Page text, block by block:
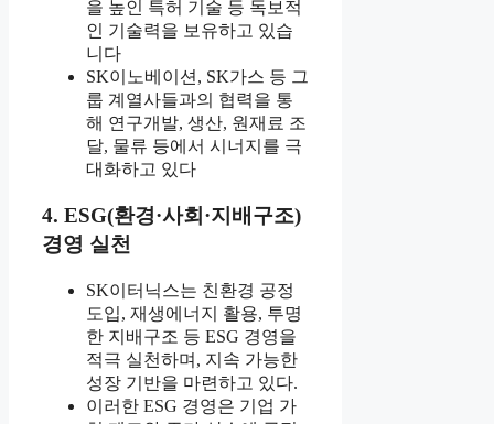
을 높인 특허 기술 등 독보적
인 기술력을 보유하고 있습
니다
SK이노베이션, SK가스 등 그
룹 계열사들과의 협력을 통
해 연구개발, 생산, 원재료 조
달, 물류 등에서 시너지를 극
대화하고 있다
4. ESG(환경·사회·지배구조)
경영 실천
SK이터닉스는 친환경 공정
도입, 재생에너지 활용, 투명
한 지배구조 등 ESG 경영을
적극 실천하며, 지속 가능한
성장 기반을 마련하고 있다.
이러한 ESG 경영은 기업 가